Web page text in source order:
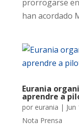
prorrogarse
han acordado
Eurania
aprendre a
por eurania |
Nota Prensa